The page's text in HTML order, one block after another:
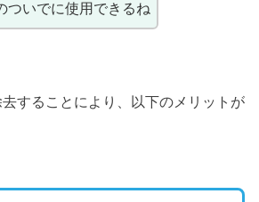
ついでに使用できるね
することにより、以下のメリットが